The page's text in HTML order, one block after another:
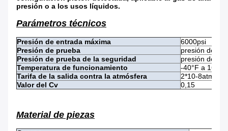
presión o a los usos líquidos.
Parámetros técnicos
Presión de entrada máxima
6000psi
Presión de prueba
presión de
Presión de prueba de la seguridad
presión de
Temperatura de funcionamiento
-40°F a
Tarifa de la salida contra la atmósfera
2*10-8atm cc/
Valor del Cv
0,15
Material de piezas